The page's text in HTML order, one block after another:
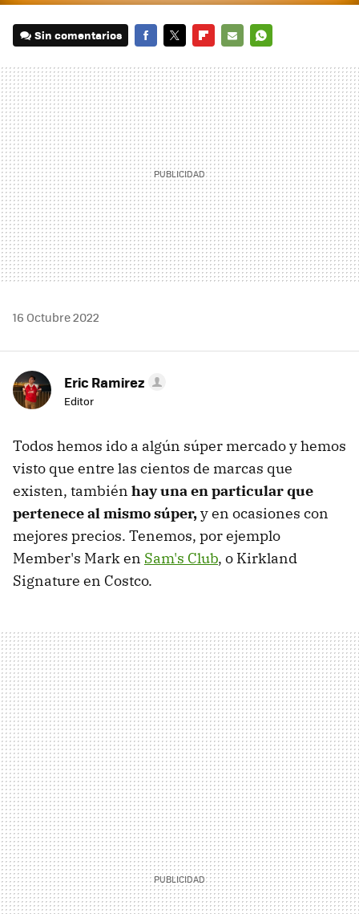
Sin comentarios
MAIL
16 Octubre 2022
Eric Ramirez
Editor
Todos hemos ido a algún súper mercado y hemos
visto que entre las cientos de marcas que
existen, también hay una en particular que
pertenece al mismo súper,y en ocasiones con
mejores precios. Tenemos, por ejemplo
Member's Mark en Sam's Club, o Kirkland
Signature en Costco.